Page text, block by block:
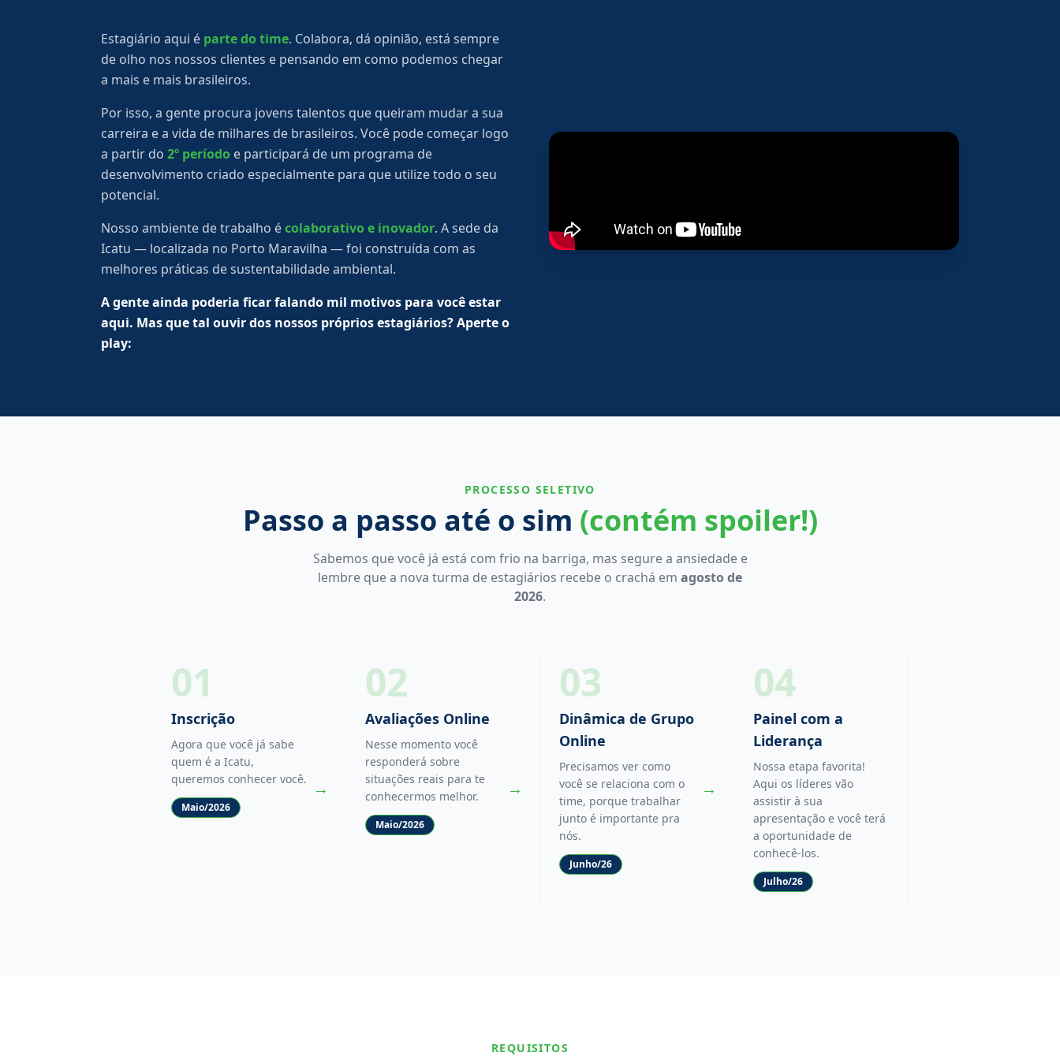
Estagiário aqui é parte do time. Colabora, dá opinião, está sempre
de olho nos nossos clientes e pensando em como podemos chegar
a mais e mais brasileiros.
Por isso, a gente procura jovens talentos que queiram mudar a sua
carreira e a vida de milhares de brasileiros. Você pode começar logo
a partir do 2º período e participará de um programa de
desenvolvimento criado especialmente para que utilize todo o seu
potencial.
Nosso ambiente de trabalho écolaborativo e inovador. A sede da
Icatu — localizada no Porto Maravilha — foi construída com as
melhores práticas de sustentabilidade ambiental.
A gente ainda poderia ficar falando mil motivos para você estar
aqui. Mas que tal ouvir dos nossos próprios estagiários? Aperte o
play:
PROCESSO SELETIVO
Passo a passo até o sim (contém spoiler!)
Sabemos que você já está com frio na barriga, mas segure a ansiedade e
lembre que a nova turma de estagiários recebe o crachá em agosto de
2026.
01
Inscrição
Agora que você já sabe
quem é a Icatu,
queremos conhecer você.
Maio/2026
→
02
Avaliações Online
Nesse momento você
responderá sobre
situações reais para te
conhecermos melhor.
Maio/2026
→
03
Dinâmica de Grupo
Online
Precisamos ver como
você se relaciona com o
time, porque trabalhar
junto é importante pra
nós.
Junho/26
→
04
Painel com a
Liderança
Nossa etapa favorita!
Aqui os líderes vão
assistir à sua
apresentação e você terá
a oportunidade de
conhecê-los.
Julho/26
REQUISITOS